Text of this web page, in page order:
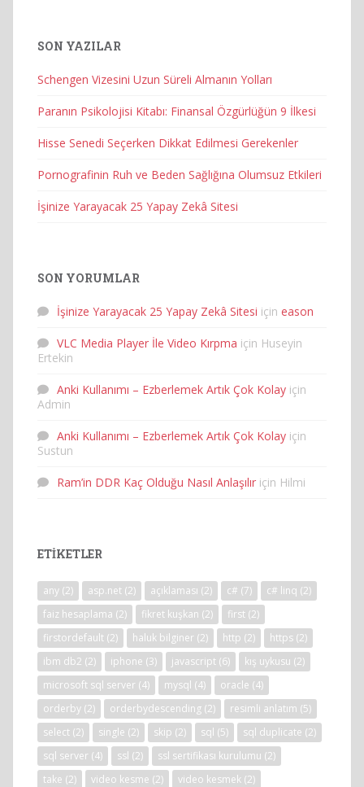
SON YAZILAR
Schengen Vizesini Uzun Süreli Almanın Yolları
Paranın Psikolojisi Kitabı: Finansal Özgürlüğün 9 İlkesi
Hisse Senedi Seçerken Dikkat Edilmesi Gerekenler
Pornografinin Ruh ve Beden Sağlığına Olumsuz Etkileri
İşinize Yarayacak 25 Yapay Zekâ Sitesi
SON YORUMLAR
İşinize Yarayacak 25 Yapay Zekâ Sitesi için eason
VLC Media Player İle Video Kırpma için Huseyin
Ertekin
Anki Kullanımı – Ezberlemek Artık Çok Kolay için
Admin
Anki Kullanımı – Ezberlemek Artık Çok Kolay için
Sustun
Ram’in DDR Kaç Olduğu Nasıl Anlaşılır için Hilmi
ETIKETLER
any (2) asp.net (2) açıklaması (2) c# (7) c# linq (2)
faiz hesaplama (2) fikret kuşkan (2) first (2)
firstordefault (2) haluk bilginer (2) http (2) https (2)
ibm db2 (2) iphone (3) javascript (6) kış uykusu (2)
microsoft sql server (4) mysql (4) oracle (4)
orderby (2) orderbydescending (2) resimli anlatım (5)
select (2) single (2) skip (2) sql (5) sql duplicate (2)
sql server (4) ssl (2) ssl sertifikası kurulumu (2)
take (2) video kesme (2) video kesmek (2)